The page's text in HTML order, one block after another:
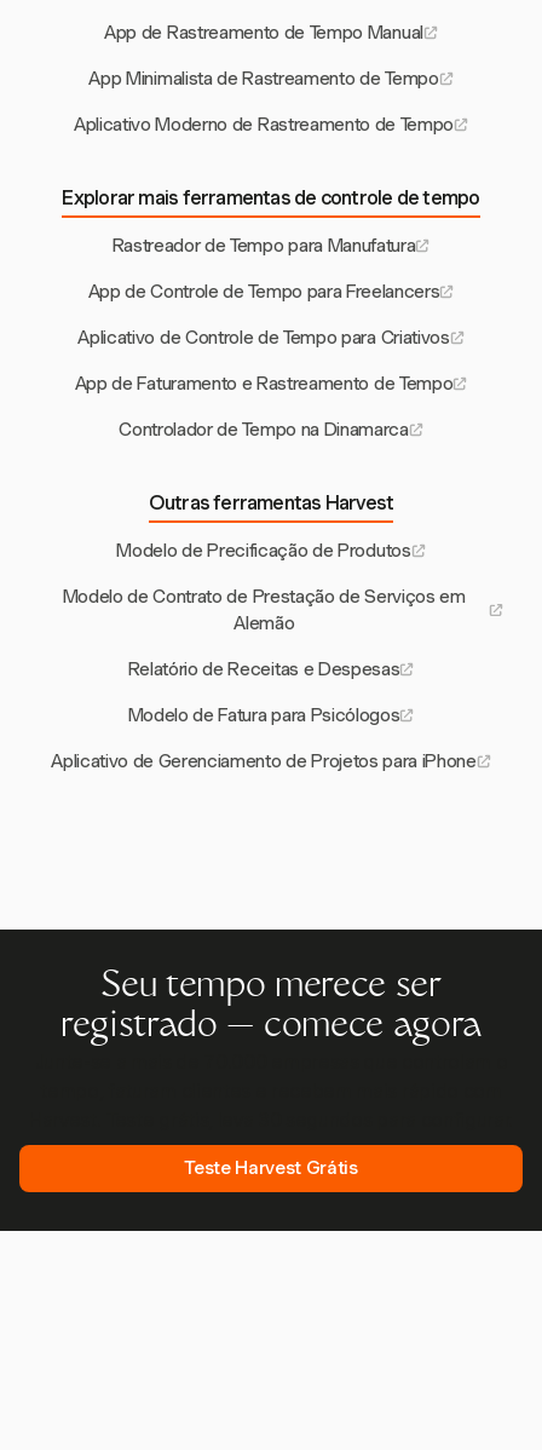
App de Rastreamento de Tempo Manual
App Minimalista de Rastreamento de Tempo
Aplicativo Moderno de Rastreamento de Tempo
Explorar mais ferramentas de controle de tempo
Rastreador de Tempo para Manufatura
App de Controle de Tempo para Freelancers
Aplicativo de Controle de Tempo para Criativos
App de Faturamento e Rastreamento de Tempo
Controlador de Tempo na Dinamarca
Outras ferramentas Harvest
Modelo de Precificação de Produtos
Modelo de Contrato de Prestação de Serviços em
Alemão
Relatório de Receitas e Despesas
Modelo de Fatura para Psicólogos
Aplicativo de Gerenciamento de Projetos para iPhone
Seu tempo merece ser
registrado — comece agora
Teste Harvest Grátis